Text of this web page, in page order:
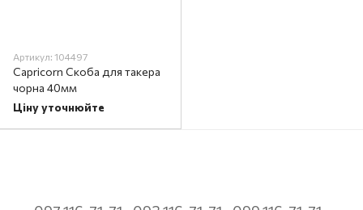
Артикул: 104497
Capriсorn Скоба для такера
чорна 40мм
Ціну уточнюйте